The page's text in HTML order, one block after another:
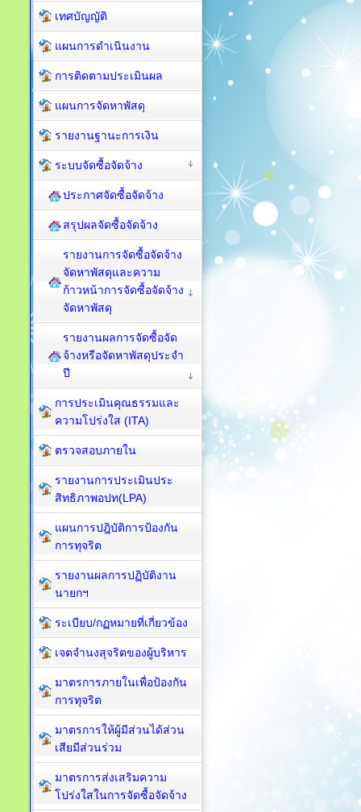
เทศบัญญัติ
แผนการดำเนินงาน
การติดตามประเมินผล
แผนการจัดหาพัสดุ
รายงานฐานะการเงิน
ระบบจัดซื้อจัดจ้าง
ประกาศจัดซื้อจัดจ้าง
สรุปผลจัดซื้อจัดจ้าง
รายงานการจัดซื้อจัดจ้าง
จัดหาพัสดุและความ
ก้าวหน้าการจัดซื้อจัดจ้าง
จัดหาพัสดุ
รายงานผลการจัดซื้อจัด
จ้างหรือจัดหาพัสดุประจำ
ปี
การประเมินคุณธรรมและ
ความโปร่งใส (ITA)
ตรวจสอบภายใน
รายงานการประเมินประ
สิทธิภาพอปท(LPA)
แผนการปฎิบัติการป้องกัน
การทุจริต
รายงานผลการปฏิบัติงาน
นายกฯ
ระเบียบ/กฏหมายที่เกี่ยวข้อง
เจตจำนงสุจริตของผู้บริหาร
มาตรการภายในเพื่อป้องกัน
การทุจริต​
มาตรการให้ผู้มีส่วนได้ส่วน
เสียมีส่วนร่วม
มาตรการส่งเสริมความ
โปร่งใสในการจัดซื้อจัดจ้าง